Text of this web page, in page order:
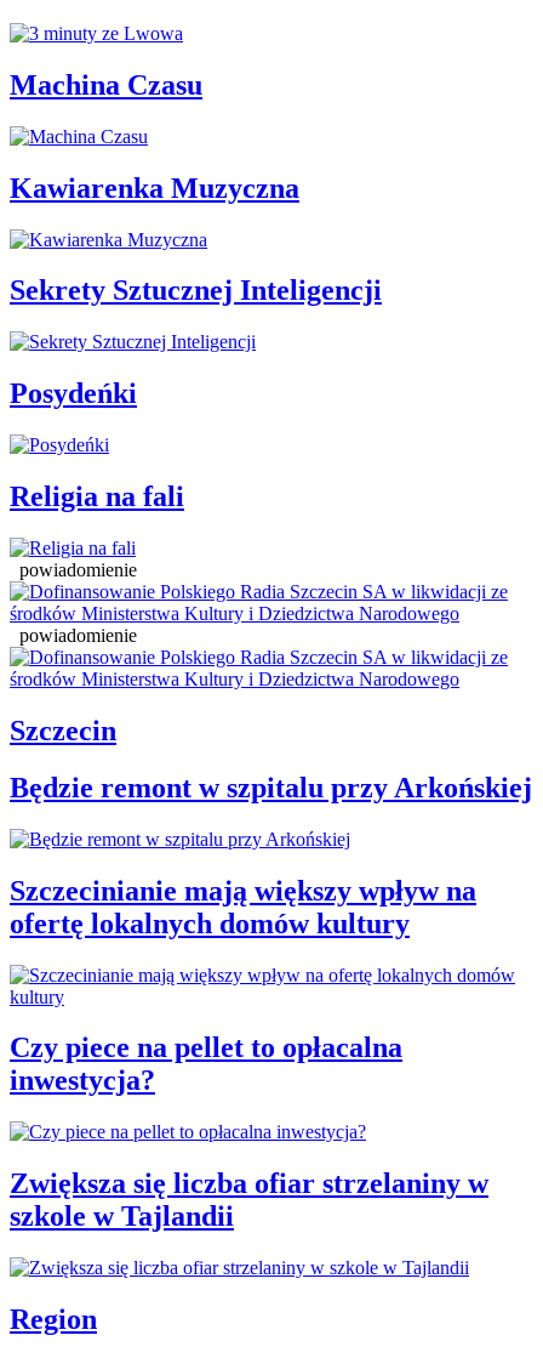
Machina Czasu
Kawiarenka Muzyczna
Sekrety Sztucznej Inteligencji
Posydeńki
Religia na fali
powiadomienie
powiadomienie
Szczecin
Będzie remont w szpitalu przy Arkońskiej
Szczecinianie mają większy wpływ na
ofertę lokalnych domów kultury
Czy piece na pellet to opłacalna
inwestycja?
Zwiększa się liczba ofiar strzelaniny w
szkole w Tajlandii
Region